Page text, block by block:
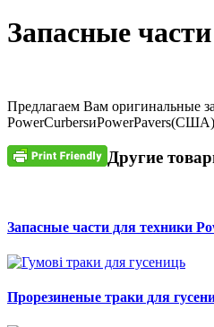
Запасные
Предлагаем Вам оригинальные
Другие
Запасные части для техники
Прорезиненые траки для